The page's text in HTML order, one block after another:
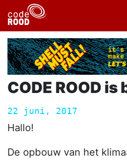
CODE ROOD
22 juni, 2017
Hallo!
De opbouw van het